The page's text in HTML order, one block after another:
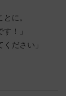
に。
！」
ださい」